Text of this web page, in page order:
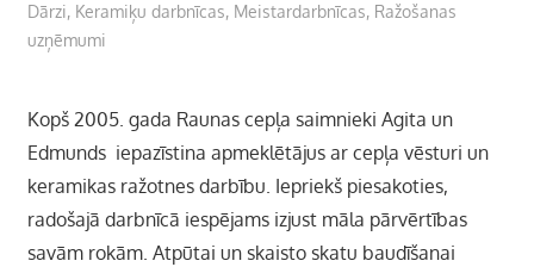
Dārzi, Keramiķu darbnīcas, Meistardarbnīcas, Ražošanas
uzņēmumi
Kopš 2005. gada Raunas cepļa saimnieki Agita un
Edmunds iepazīstina apmeklētājus ar cepļa vēsturi un
keramikas ražotnes darbību. Iepriekš piesakoties,
radošajā darbnīcā iespējams izjust māla pārvērtības
savām rokām. Atpūtai un skaisto skatu baudīšanai